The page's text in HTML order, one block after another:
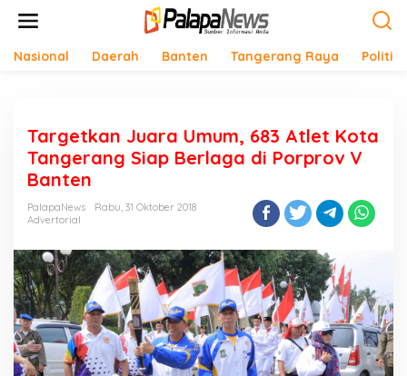
Nasional Daerah Banten Tangerang Raya Politik
Targetkan Juara Umum, 683 Atlet Kota
Tangerang Siap Berlaga di Porprov V
Banten
PalapaNews
Rabu, 31 Oktober 2018
Advertorial